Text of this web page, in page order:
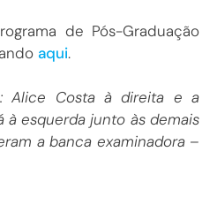
de Pós-Graduação
aqui.
Alice Costa à direita e a
à esquerda junto às demais
a banca examinadora –